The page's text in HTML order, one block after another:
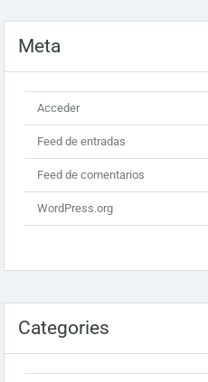
Meta
Acceder
Feed de entradas
Feed de comentarios
WordPress.org
Categories